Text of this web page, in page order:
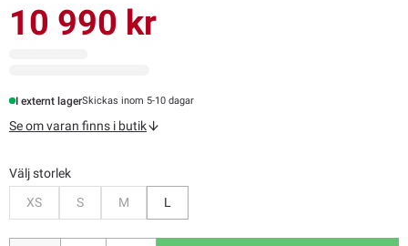
10 990 kr
I externt lagerSkickas inom 5-10 dagar
Se om varan finns i butik
Välj storlek
XS
S M L